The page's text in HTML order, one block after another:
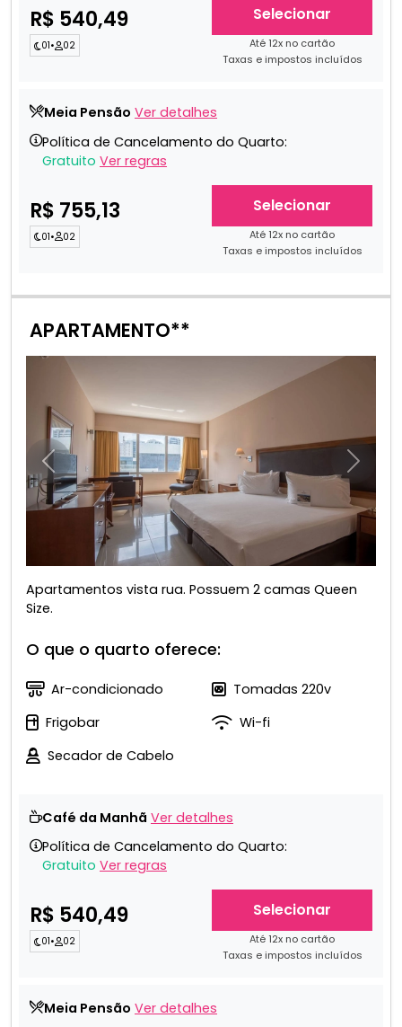
R$ 540,49
01• 02
Selecionar
Até 12x no cartão
Taxas e impostos incluídos
Meia Pensão Ver detalhes
Política de Cancelamento do Quarto:
Gratuito Ver regras
R$ 755,13
01• 02
Selecionar
Até 12x no cartão
Taxas e impostos incluídos
APARTAMENTO**
Anterior
Apartamentos vista rua. Possuem 2 camas Queen
Size.
O que o quarto oferece:
Ar-condicionado
Tomadas 220v
Frigobar
Wi-fi
Secador de Cabelo
Café da Manhã Ver detalhes
Política de Cancelamento do Quarto:
Gratuito Ver regras
R$ 540,49
01• 02
Selecionar
Até 12x no cartão
Taxas e impostos incluídos
Meia Pensão Ver detalhes